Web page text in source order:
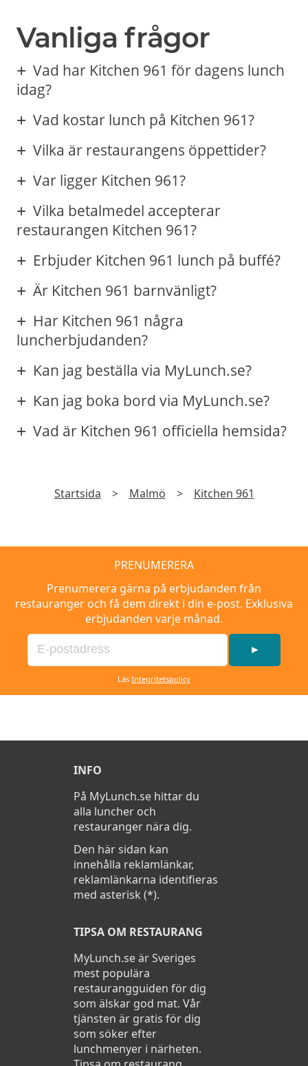
Vanliga frågor
Vad har Kitchen 961 för dagens lunch
idag?
Vad kostar lunch på Kitchen 961?
Vilka är restaurangens öppettider?
Var ligger Kitchen 961?
Vilka betalmedel accepterar
restaurangen Kitchen 961?
Erbjuder Kitchen 961 lunch på buffé?
Är Kitchen 961 barnvänligt?
Har Kitchen 961 några
luncherbjudanden?
Kan jag beställa via MyLunch.se?
Kan jag boka bord via MyLunch.se?
Vad är Kitchen 961 officiella hemsida?
Startsida > Malmö > Kitchen 961
PRENUMERERA
Prenumerera gärna på erbjudanden från
restauranger och få dem direkt i din e-post. Exklusiva
erbjudanden varje månad.
►
Läs Integritetspolicy
INFO
På MyLunch.se hittar du
alla luncher och
restauranger nära dig.
Den här sidan kan
innehålla reklamlänkar,
reklamlänkarna identifieras
med asterisk (*).
TIPSA OM RESTAURANG
MyLunch.se är Sveriges
mest populära
restaurangguiden för dig
som älskar god mat. Vår
tjänsten är gratis för dig
som söker efter
lunchmenyer i närheten.